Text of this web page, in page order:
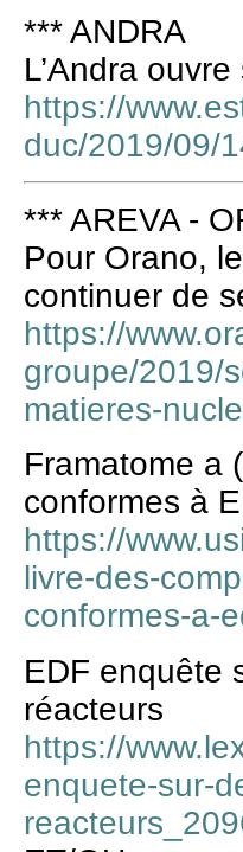
*** ANDRA
L’Andra
https://
duc/2019/09/
*** AREVA -
Pour Orano,
continuer de
https://
groupe/2019/
matieres-
Framatome a
conformes à
https://
livre-des-
conformes-a-
EDF enquête
réacteurs
https://
enquete-sur-